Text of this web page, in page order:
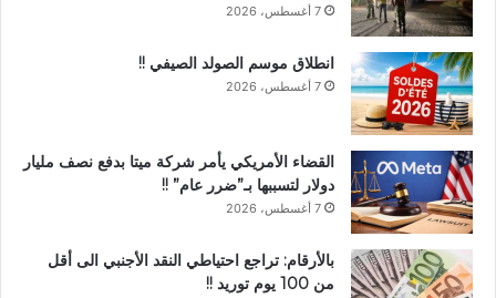
7 أغسطس، 2026
انطلاق موسم الصولد الصيفي !!
7 أغسطس، 2026
القضاء الأمريكي يأمر شركة ميتا بدفع نصف مليار
دولار لتسببها بـ”ضرر عام” !!
7 أغسطس، 2026
بالأرقام: تراجع احتياطي النقد الأجنبي الى أقل
من 100 يوم توريد !!